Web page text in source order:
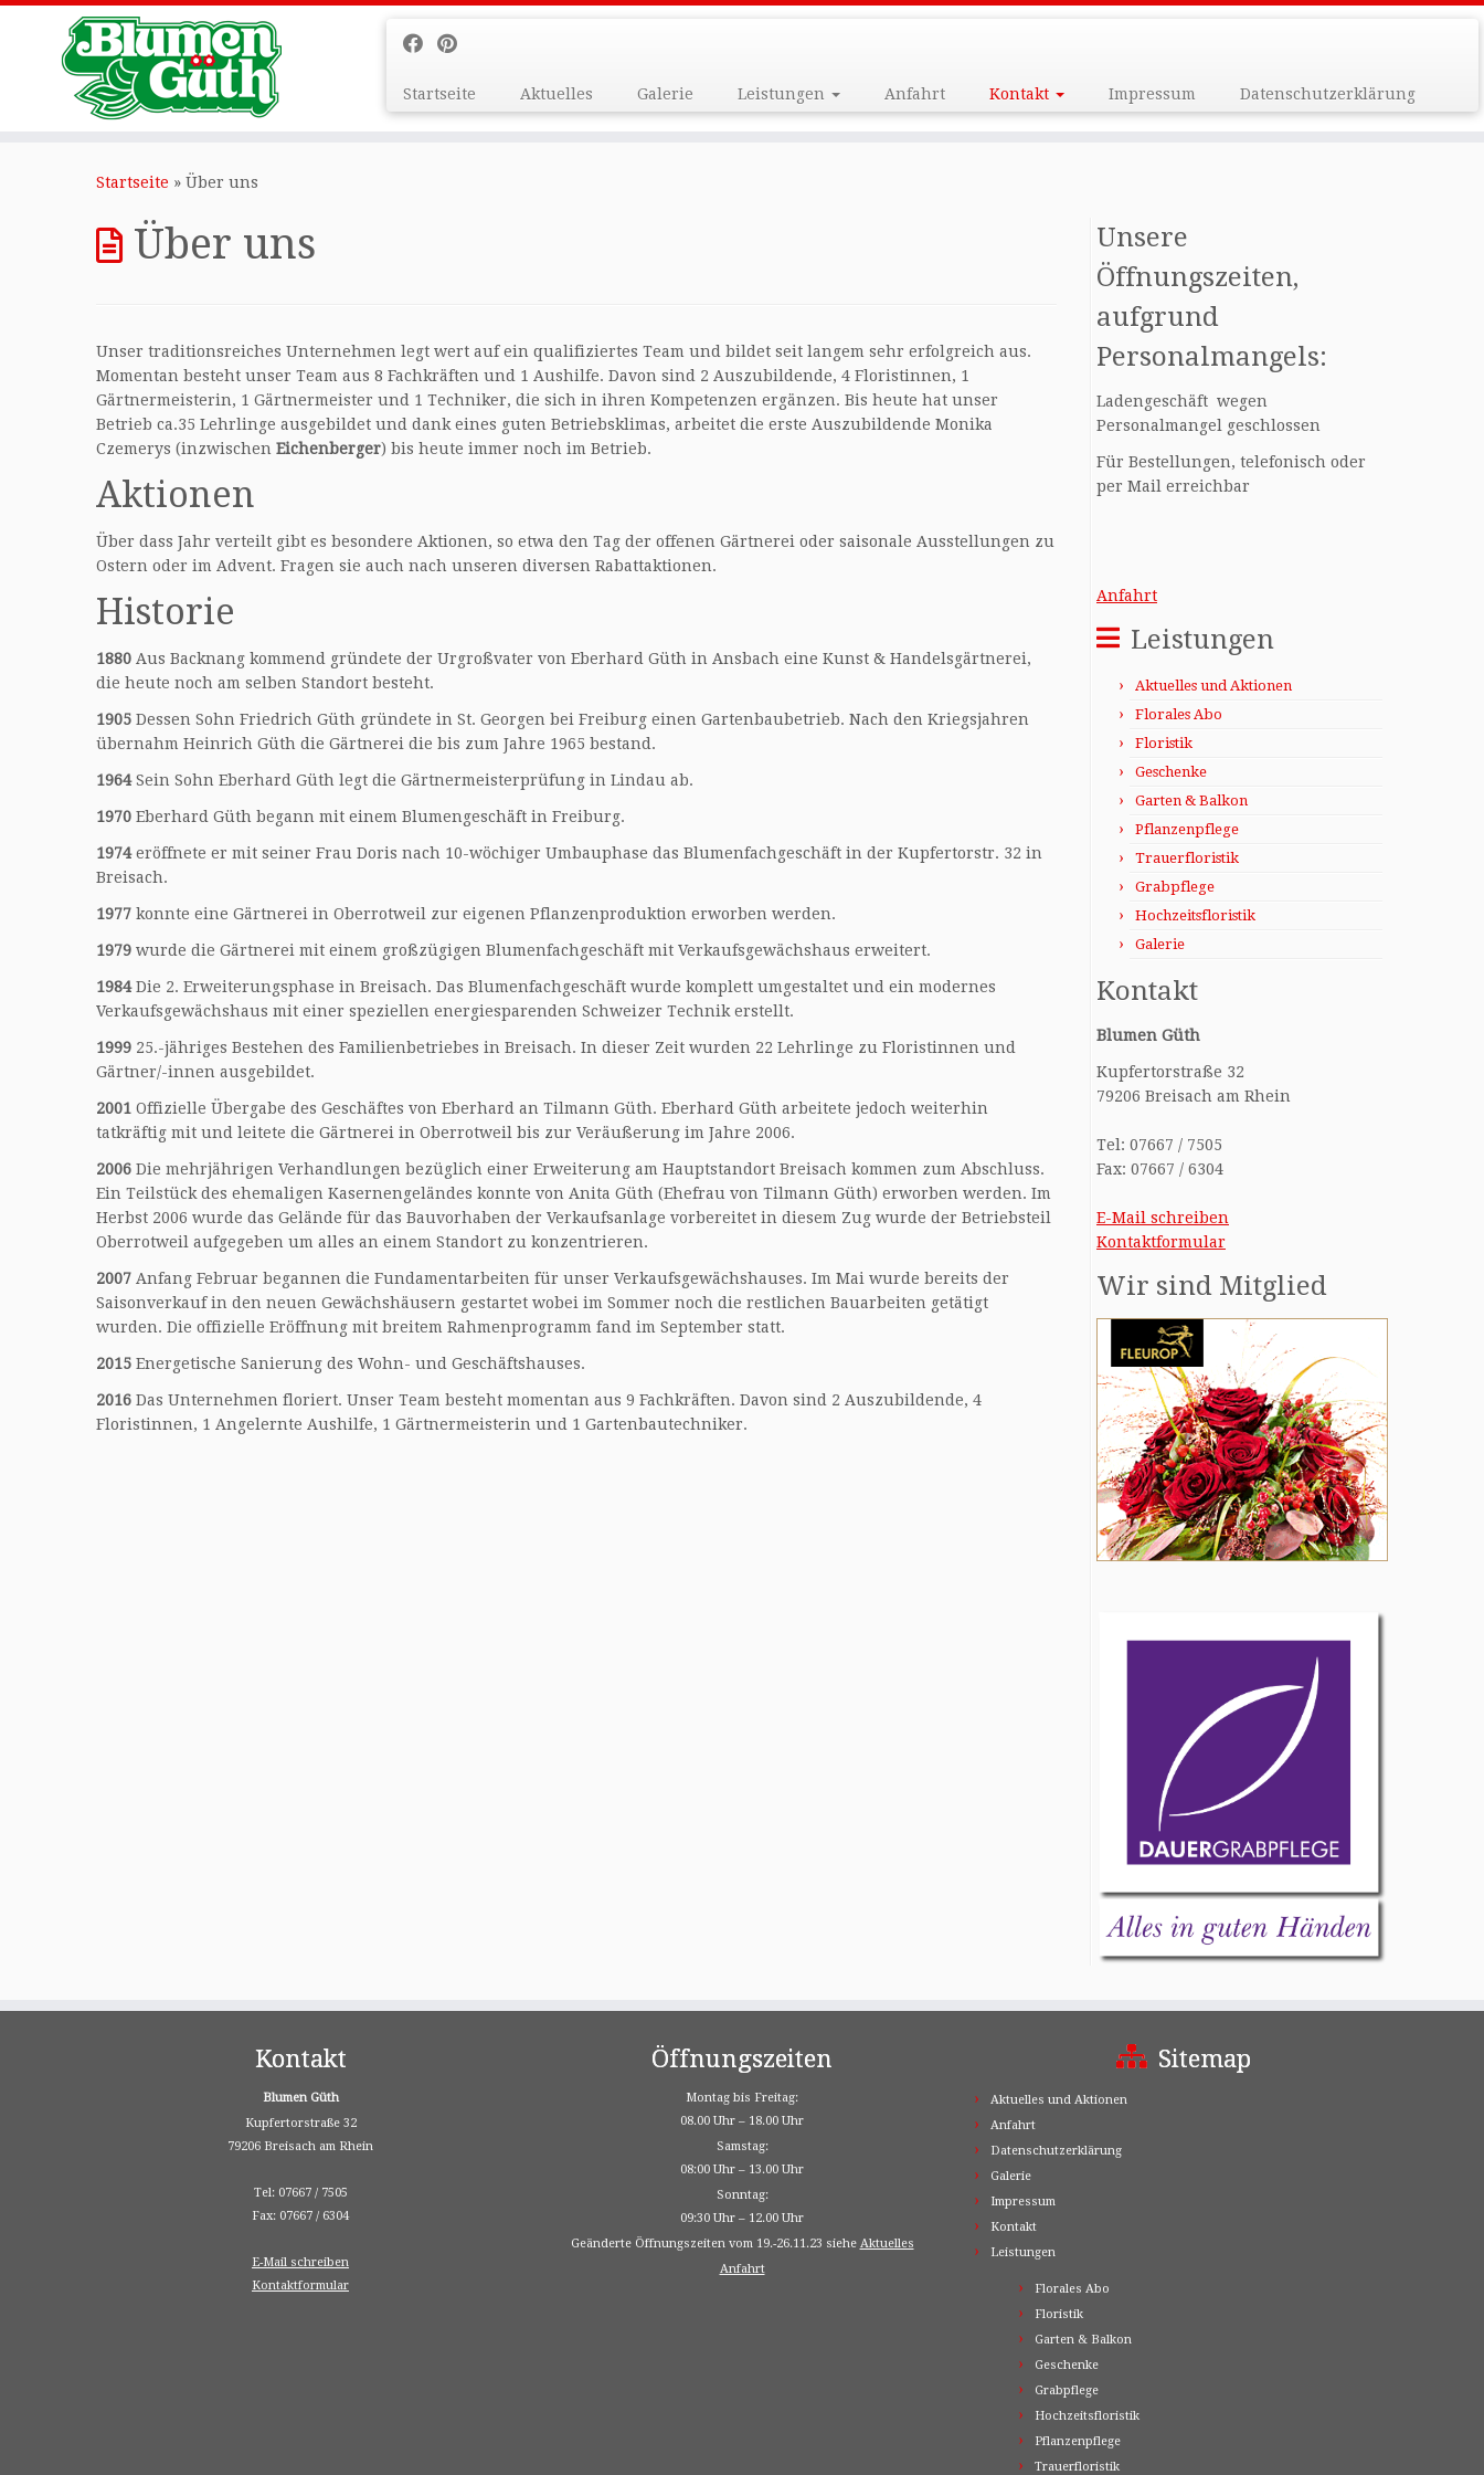
Startseite Aktuelles Galerie Leistungen Anfahrt Kontakt Impressum Datenschutzerklärung
Startseite » Über uns
Über uns
Unser traditionsreiches Unternehmen legt wert auf ein qualifiziertes Team und bildet seit langem sehr erfolgreich aus.
Momentan besteht unser Team aus 8 Fachkräften und 1 Aushilfe. Davon sind 2 Auszubildende, 4 Floristinnen, 1
Gärtnermeisterin, 1 Gärtnermeister und 1 Techniker, die sich in ihren Kompetenzen ergänzen. Bis heute hat unser
Betrieb ca.35 Lehrlinge ausgebildet und dank eines guten Betriebsklimas, arbeitet die erste Auszubildende Monika
Czemerys (inzwischen Eichenberger) bis heute immer noch im Betrieb.
Aktionen
Über dass Jahr verteilt gibt es besondere Aktionen, so etwa den Tag der offenen Gärtnerei oder saisonale Ausstellungen zu
Ostern oder im Advent. Fragen sie auch nach unseren diversen Rabattaktionen.
Historie
1880 Aus Backnang kommend gründete der Urgroßvater von Eberhard Güth in Ansbach eine Kunst & Handelsgärtnerei,
die heute noch am selben Standort besteht.
1905 Dessen Sohn Friedrich Güth gründete in St. Georgen bei Freiburg einen Gartenbaubetrieb. Nach den Kriegsjahren
übernahm Heinrich Güth die Gärtnerei die bis zum Jahre 1965 bestand.
1964Sein Sohn Eberhard Güth legt die Gärtnermeisterprüfung in Lindau ab.
1970 Eberhard Güth begann mit einem Blumengeschäft in Freiburg.
1974eröffnete er mit seiner Frau Doris nach 10-wöchiger Umbauphase das Blumenfachgeschäft in der Kupfertorstr. 32 in
Breisach.
1977 konnte eine Gärtnerei in Oberrotweil zur eigenen Pflanzenproduktion erworben werden.
1979 wurde die Gärtnerei mit einem großzügigen Blumenfachgeschäft mit Verkaufsgewächshaus erweitert.
1984Die 2. Erweiterungsphase in Breisach. Das Blumenfachgeschäft wurde komplett umgestaltet und ein modernes
Verkaufsgewächshaus mit einer speziellen energiesparenden Schweizer Technik erstellt.
1999 25.-jähriges Bestehen des Familienbetriebes in Breisach. In dieser Zeit wurden 22 Lehrlinge zu Floristinnen und
Gärtner/-innen ausgebildet.
2001 Offizielle Übergabe des Geschäftes von Eberhard an Tilmann Güth. Eberhard Güth arbeitete jedoch weiterhin
tatkräftig mit und leitete die Gärtnerei in Oberrotweil bis zur Veräußerung im Jahre 2006.
2006 Die mehrjährigen Verhandlungen bezüglich einer Erweiterung am Hauptstandort Breisach kommen zum Abschluss.
Ein Teilstück des ehemaligen Kasernengeländes konnte von Anita Güth (Ehefrau von Tilmann Güth) erworben werden. Im
Herbst 2006 wurde das Gelände für das Bauvorhaben der Verkaufsanlage vorbereitet in diesem Zug wurde der Betriebsteil
Oberrotweil aufgegeben um alles an einem Standort zu konzentrieren.
2007 Anfang Februar begannen die Fundamentarbeiten für unser Verkaufsgewächshauses. Im Mai wurde bereits der
Saisonverkauf in den neuen Gewächshäusern gestartet wobei im Sommer noch die restlichen Bauarbeiten getätigt
wurden. Die offizielle Eröffnung mit breitem Rahmenprogramm fand im September statt.
2015 Energetische Sanierung des Wohn- und Geschäftshauses.
2016 Das Unternehmen floriert. Unser Team besteht momentan aus 9 Fachkräften. Davon sind 2 Auszubildende, 4
Floristinnen, 1 Angelernte Aushilfe, 1 Gärtnermeisterin und 1 Gartenbautechniker.
Unsere
Öffnungszeiten,
aufgrund
Personalmangels:
Ladengeschäft wegen
Personalmangel geschlossen
Für Bestellungen, telefonisch oder
per Mail erreichbar
Anfahrt
Leistungen
Aktuelles und Aktionen
Florales Abo
Floristik
Geschenke
Garten & Balkon
Pflanzenpflege
Trauerfloristik
Grabpflege
Hochzeitsfloristik
Galerie
Kontakt
Blumen Güth
Kupfertorstraße 32
79206 Breisach am Rhein
Tel: 07667 / 7505
Fax: 07667 / 6304
E-Mail schreiben
Kontaktformular
Wir sind Mitglied
Kontakt
Blumen Güth
Kupfertorstraße 32
79206 Breisach am Rhein
Tel: 07667 / 7505
Fax: 07667 / 6304
E-Mail schreiben
Kontaktformular
Öffnungszeiten
Montag bis Freitag:
08.00 Uhr – 18.00 Uhr
Samstag:
08:00 Uhr – 13.00 Uhr
Sonntag:
09:30 Uhr – 12.00 Uhr
Geänderte Öffnungszeiten vom 19.-26.11.23 siehe Aktuelles
Anfahrt
Sitemap
Aktuelles und Aktionen
Anfahrt
Datenschutzerklärung
Galerie
Impressum
Kontakt
Leistungen
Florales Abo
Floristik
Garten & Balkon
Geschenke
Grabpflege
Hochzeitsfloristik
Pflanzenpflege
Trauerfloristik